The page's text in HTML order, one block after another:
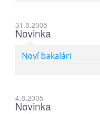
31.8.2005
Novinka
Noví bakalári
4.8.2005
Novinka